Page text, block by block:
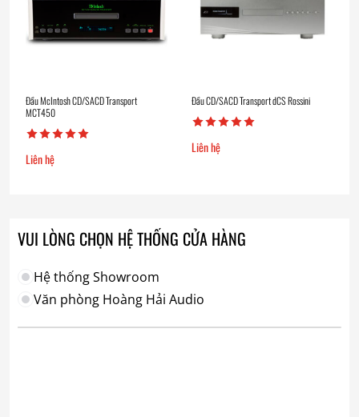
Đầu McIntosh CD/SACD Transport
MCT450
Liên hệ
Đầu CD/SACD Transport dCS Rossini
Liên hệ
VUI LÒNG CHỌN HỆ THỐNG CỬA HÀNG
Hệ thống Showroom
Văn phòng Hoàng Hải Audio